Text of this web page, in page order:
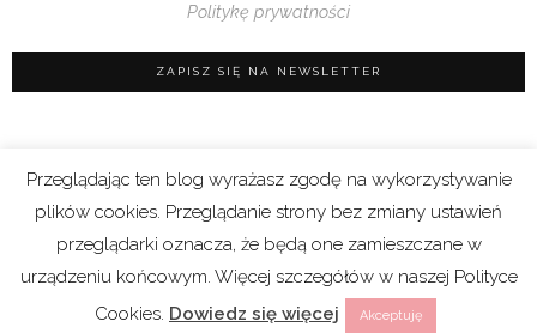
Politykę prywatności
Regulamin sklepu |Polityka prywatności (RODO)
|Cookies
Copyright 2021 © Mum’s Life. We współpracy z
Przeglądając ten blog wyrażasz zgodę na wykorzystywanie
plików cookies. Przeglądanie strony bez zmiany ustawień
przeglądarki oznacza, że będą one zamieszczane w
urządzeniu końcowym. Więcej szczegółów w naszej Polityce
Cookies. Dowiedz się więcej Akceptuję